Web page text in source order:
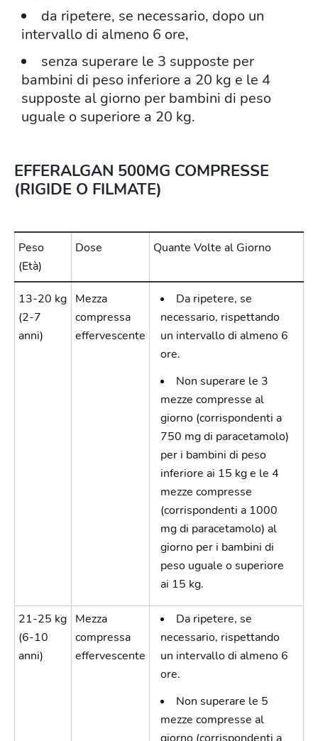
da ripetere, se necessario, dopo un
intervallo di almeno 6 ore,
senza superare le 3 supposte per
bambini di peso inferiore a 20 kg e le 4
supposte al giorno per bambini di peso
uguale o superiore a 20 kg.
EFFERALGAN 500MG COMPRESSE
(RIGIDE O FILMATE)
Peso
(Età)
Dose Quante Volte al Giorno
13-20 kg
(2-7
anni)
Mezza
compressa
effervescente
Da ripetere, se
necessario, rispettando
un intervallo di almeno 6
ore.
Non superare le 3
mezze compresse al
giorno (corrispondenti a
750 mg di paracetamolo)
per i bambini di peso
inferiore ai 15 kg e le 4
mezze compresse
(corrispondenti a 1000
mg di paracetamolo) al
giorno per i bambini di
peso uguale o superiore
ai 15 kg.
21-25 kg
(6-10
anni)
Mezza
compressa
effervescente
Da ripetere, se
necessario, rispettando
un intervallo di almeno 6
ore.
Non superare le 5
mezze compresse al